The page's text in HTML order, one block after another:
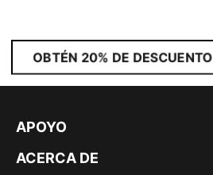
OBTÉN 20% DE DESCUENTO
APOYO
ACERCA DE